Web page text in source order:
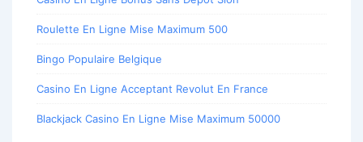
Roulette En Ligne Mise Maximum 500
Bingo Populaire Belgique
Casino En Ligne Acceptant Revolut En France
Blackjack Casino En Ligne Mise Maximum 50000